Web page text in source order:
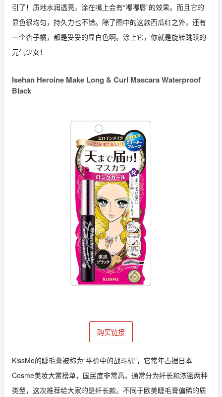
引了！质地水润透亮，涂在嘴上会有“嘟嘟唇”的效果。而且它的
显色很均匀，持久力也不错。除了图中的这款西瓜红之外，还有
一个杏子橘，都是妥妥的显白色啊。涂上它，你就是旋转跳跃的
元气少女！
Isehan Heroine Make Long & Curl Mascara Waterproof
Black
购买链接
KissMe的睫毛膏被称为“平价中的战斗机”，它常年占据日本
Cosme美妆大赏榜单，国民度非常高。通常分为纤长和浓密两种
类型，这次推荐给大家的是纤长款。不同于欧美睫毛膏偏稀的质